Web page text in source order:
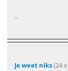
..
Je weet niks(24